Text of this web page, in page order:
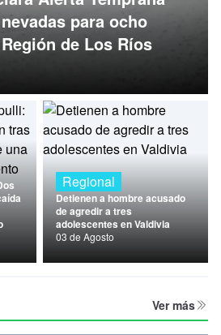
para ocho
de Los Ríos
Regional
Detienen a hombre acusado
de agredir a tres
adolescentes en Valdivia
03 de Agosto
Ver más